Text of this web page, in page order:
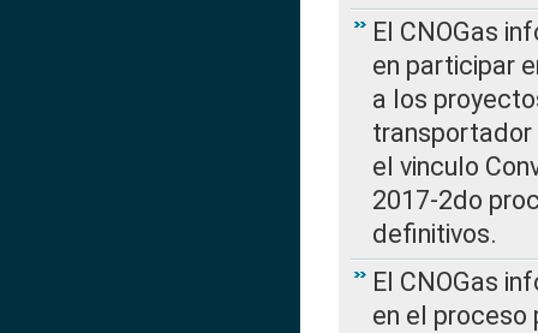
El CNOGas
en participar
a los
transportador
el vinculo
2017-2do
definitivos.
El CNOGas
en el proceso